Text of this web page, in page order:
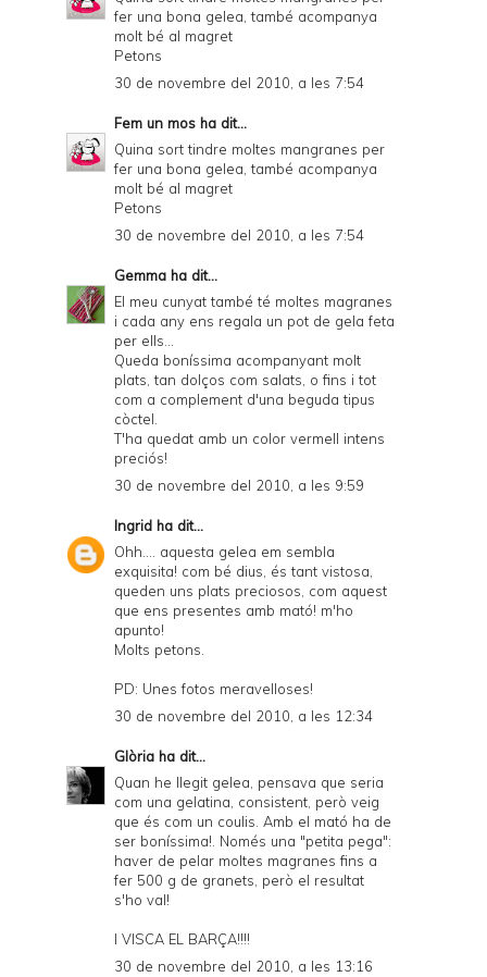
fer una bona gelea, també acompanya
molt bé al magret
Petons
30 de novembre del 2010, a les 7:54
Fem un mos ha dit...
Quina sort tindre moltes mangranes per
fer una bona gelea, també acompanya
molt bé al magret
Petons
30 de novembre del 2010, a les 7:54
Gemma ha dit...
El meu cunyat també té moltes magranes
i cada any ens regala un pot de gela feta
per ells...
Queda boníssima acompanyant molt
plats, tan dolços com salats, o fins i tot
com a complement d'una beguda tipus
còctel.
T'ha quedat amb un color vermell intens
preciós!
30 de novembre del 2010, a les 9:59
Ingrid ha dit...
Ohh.... aquesta gelea em sembla
exquisita! com bé dius, és tant vistosa,
queden uns plats preciosos, com aquest
que ens presentes amb mató! m'ho
apunto!
Molts petons.
PD: Unes fotos meravelloses!
30 de novembre del 2010, a les 12:34
Glòria ha dit...
Quan he llegit gelea, pensava que seria
com una gelatina, consistent, però veig
que és com un coulis. Amb el mató ha de
ser boníssima!. Només una "petita pega":
haver de pelar moltes magranes fins a
fer 500 g de granets, però el resultat
s'ho val!
I VISCA EL BARÇA!!!!
30 de novembre del 2010, a les 13:16